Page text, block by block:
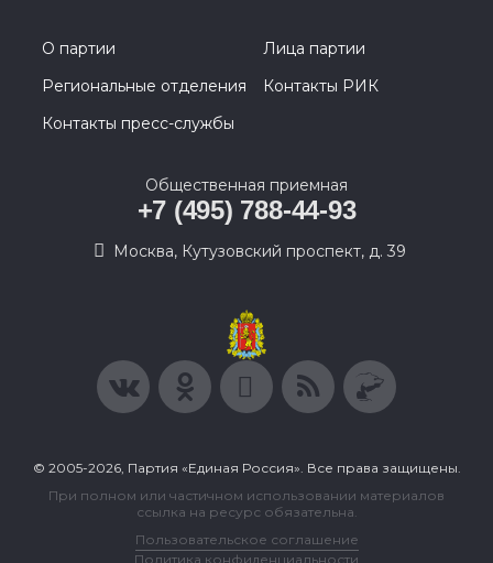
О партии
Лица партии
Региональные отделения
Контакты РИК
Контакты пресс-службы
Общественная приемная
+7 (495) 788-44-93
Москва, Кутузовский проспект, д. 39
© 2005-2026, Партия «Единая Россия». Все права защищены.
При полном или частичном использовании материалов
ссылка на ресурс обязательна.
Пользовательское соглашение
Политика конфиденциальности